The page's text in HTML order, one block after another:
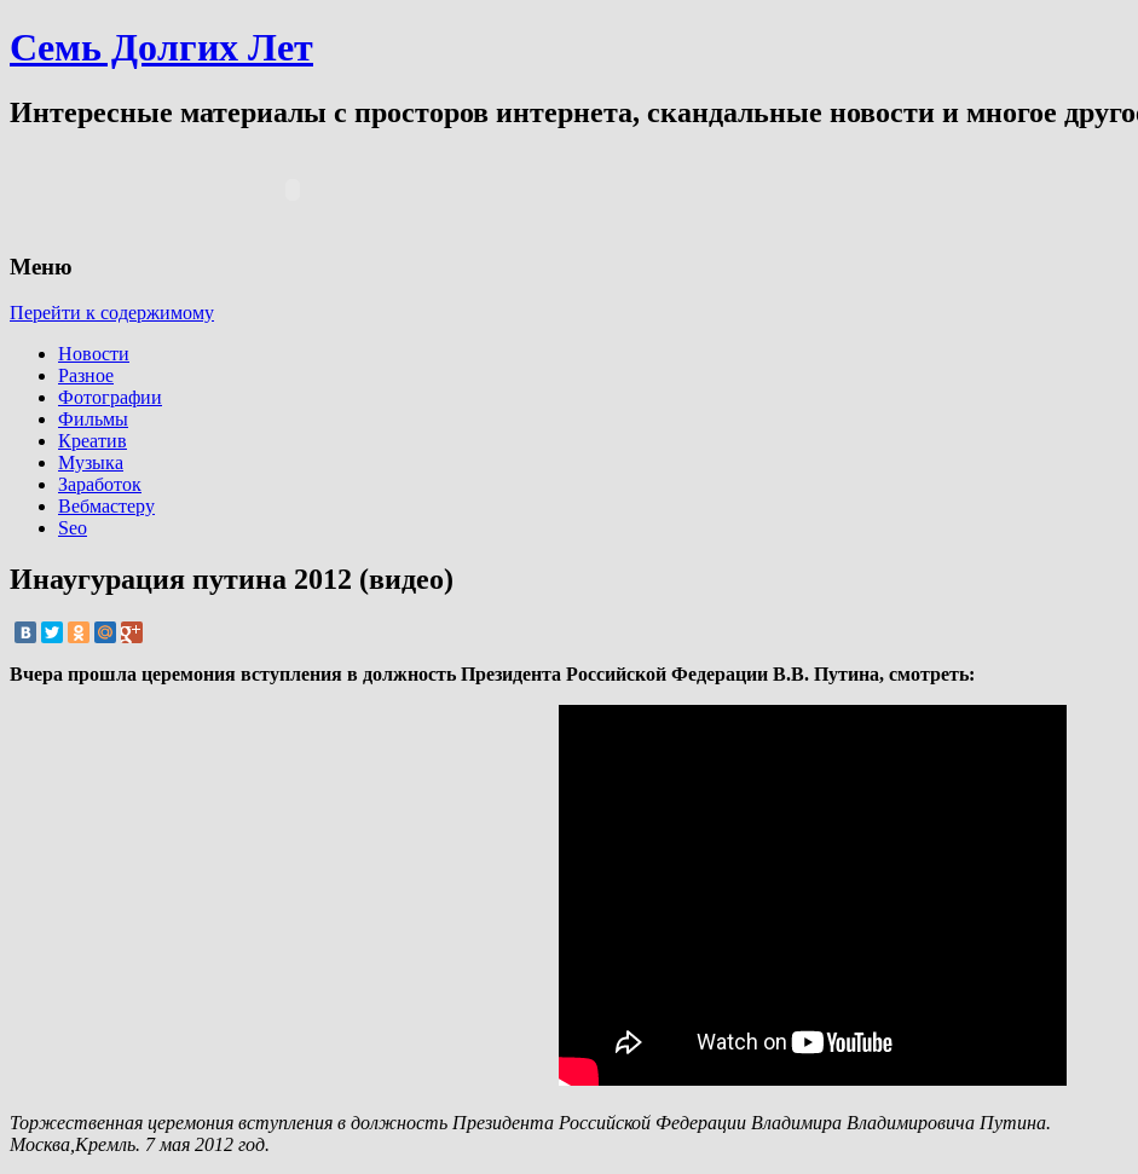
Семь Долгих Лет
Интересные материалы с просторов интернета, скандальные новости и многое
Меню
Перейти к содержимому
Новости
Разное
Фотографии
Фильмы
Креатив
Музыка
Заработок
Вебмастеру
Seo
Инаугурация путина 2012 (видео)
Вчера прошла церемония вступления в должность Президента Российской Федерации В.В. Путина, смотреть:
Торжественная церемония вступления в должность Президента Российской Федерации Владимира Владимировича Путина.
Москва,Кремль. 7 мая 2012 год.